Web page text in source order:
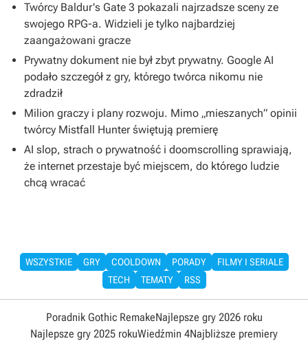
Twórcy Baldur's Gate 3 pokazali najrzadsze sceny ze
swojego RPG-a. Widzieli je tylko najbardziej
zaangażowani gracze
Prywatny dokument nie był zbyt prywatny. Google AI
podało szczegół z gry, którego twórca nikomu nie
zdradził
Milion graczy i plany rozwoju. Mimo „mieszanych” opinii
twórcy Mistfall Hunter świętują premierę
AI slop, strach o prywatność i doomscrolling sprawiają,
że internet przestaje być miejscem, do którego ludzie
chcą wracać
WSZYSTKIE GRY COOLDOWN PORADY
FILMY I SERIALE
TECH
TEMATY RSS
Poradnik Gothic RemakeNajlepsze gry 2026 roku
Najlepsze gry 2025 rokuWiedźmin 4Najbliższe premiery